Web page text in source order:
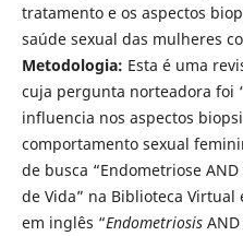
tratamento e os aspectos
saúde sexual das mulheres
Metodologia: Esta é uma
cuja pergunta norteadora foi
influencia nos aspectos
comportamento sexual
de busca “Endometriose
de Vida” na Biblioteca Virtual
em inglês “EndometriosisAND